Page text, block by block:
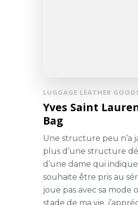
LUGGAGE LEATHER
Yves Saint
Bag
Une structure peu n’a
plus d’une structure
d’une dame qui
souhaite être pris au
joue pas avec sa mode
stade de ma vie,